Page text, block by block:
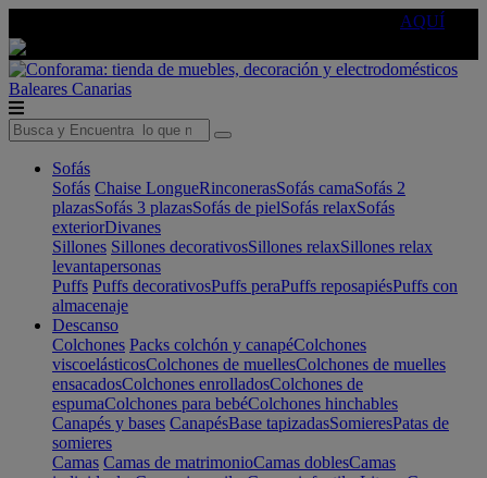
AQUÍ
Baleares Canarias
Sofás
Sofás Chaise LongueRinconerasSofás camaSofás 2
plazasSofás 3 plazasSofás de pielSofás relaxSofás
exteriorDivanes
Sillones Sillones decorativosSillones relaxSillones relax
levantapersonas
Puffs Puffs decorativosPuffs peraPuffs reposapiésPuffs con
almacenaje
Descanso
Colchones Packs colchón y canapéColchones
viscoelásticosColchones de muellesColchones de muelles
ensacadosColchones enrolladosColchones de
espumaColchones para bebéColchones hinchables
Canapés y bases CanapésBase tapizadasSomieresPatas de
somieres
Camas Camas de matrimonioCamas doblesCamas